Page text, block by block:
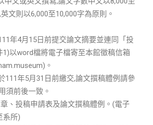
文則以6,000至10,000字為原則。
年4月15日前提交論文摘要並連同「投
1)以word檔將電子檔寄至本館徵稿信箱
。
111年5月31日前繳交,論文撰稿體例請參
須前後一致。
、投稿申請表及論文撰稿體例。(電子
系所)